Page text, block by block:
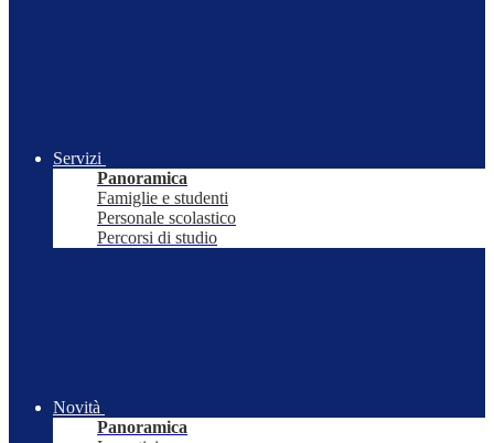
Servizi
Panoramica
Famiglie e studenti
Personale scolastico
Percorsi di studio
Novità
Panoramica